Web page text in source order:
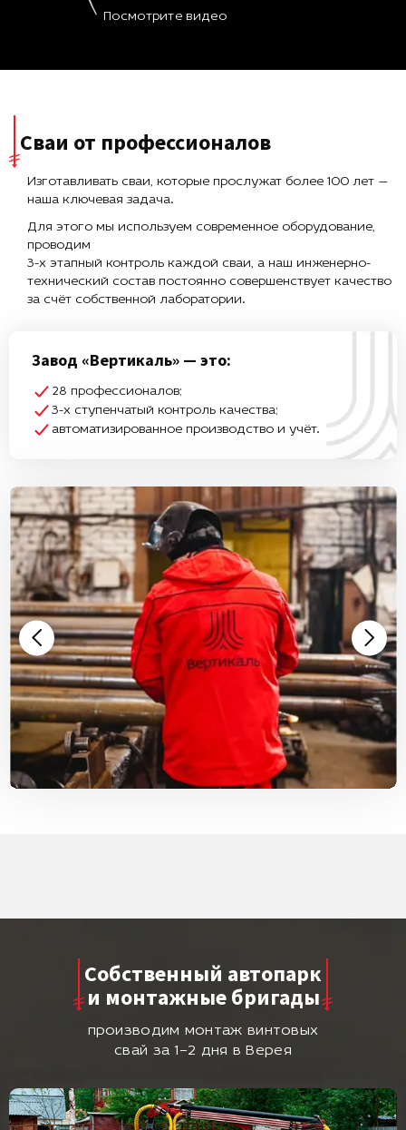
Посмотрите видео
Сваи от профессионалов
Изготавливать сваи, которые прослужат более 100 лет —
наша ключевая задача.
Для этого мы используем современное оборудование,
проводим
3-х этапный контроль каждой сваи, а наш инженерно-
технический состав постоянно совершенствует качество
за счёт собственной лаборатории.
Завод «Вертикаль» — это:
28 профессионалов;
3-х ступенчатый контроль качества;
автоматизированное производство и учёт.
Собственный автопарк
и монтажные бригады
производим монтаж винтовых
свай за 1–2 дня в Верея